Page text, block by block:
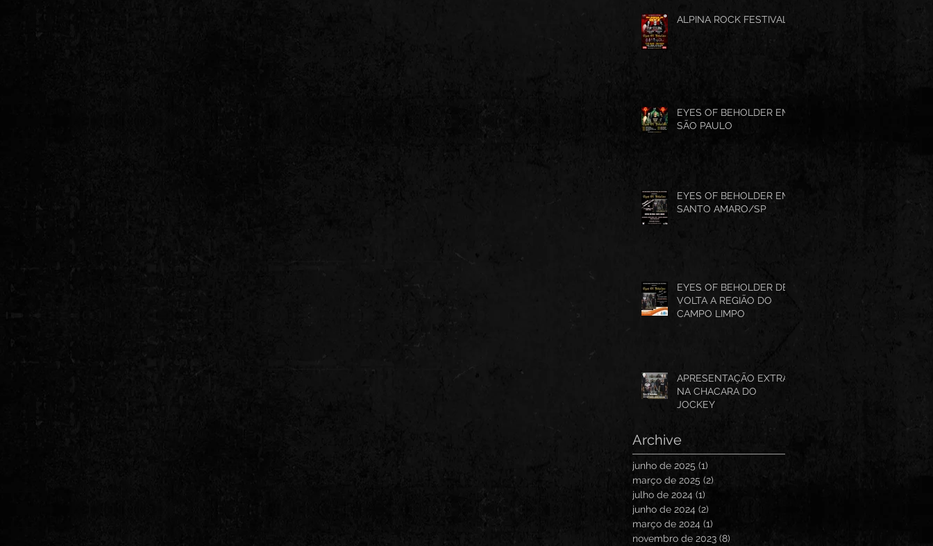
ALPINA ROCK FESTIVAL
EYES OF BEHOLDER EM
SÃO PAULO
EYES OF BEHOLDER EM
SANTO AMARO/SP
EYES OF BEHOLDER DE
VOLTA A REGIÃO DO
CAMPO LIMPO
APRESENTAÇÃO EXTRA
NA CHACARA DO
JOCKEY
Archive
junho de 2025 (1)
março de 2025 (2)
julho de 2024 (1)
junho de 2024 (2)
março de 2024 (1)
novembro de 2023 (8)